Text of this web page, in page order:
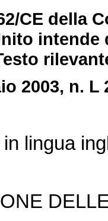
CE della
intende
2003, n. L
lingua